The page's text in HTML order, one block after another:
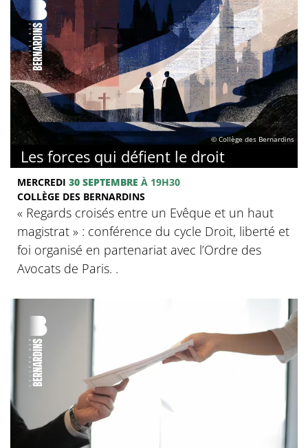
© Collège des Bernardins
Les forces qui défient le droit
MERCREDI 30 SEPTEMBRE À 19H30
COLLÈGE DES BERNARDINS
« Regards croisés entre un Evêque et un haut
magistrat » : conférence du cycle Droit, liberté et
foi organisé en partenariat avec l’Ordre des
Avocats de Paris. .